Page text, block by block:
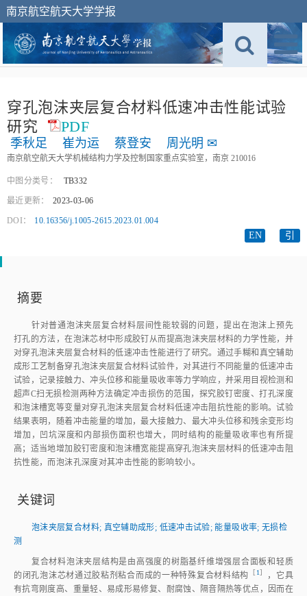
南京航空航天大学学报
穿孔泡沫夹层复合材料低速冲击性能试验
研究
PDF
季秋足 崔为运 蔡登安 周光明 ✉
南京航空航天大学机械结构力学及控制国家重点实验室，南京 210016
中图分类号： TB332
最近更新： 2023-03-06
DOI： 10.16356/j.1005-2615.2023.01.004
EN 引
摘要
针对普通泡沫夹层复合材料层间性能较弱的问题，提出在泡沫上预先
打孔的方法，在泡沫芯材中形成胶钉从而提高泡沫夹层材料的力学性能，并
对穿孔泡沫夹层复合材料的低速冲击性能进行了研究。通过手糊和真空辅助
成形工艺制备穿孔泡沫夹层复合材料试验件，对其进行不同能量的低速冲击
试验，记录接触力、冲头位移和能量吸收率等力学响应，并采用目视检测和
超声C扫无损检测两种方法确定冲击损伤的范围，探究胶钉密度、打孔深度
和泡沫槽宽等变量对穿孔泡沫夹层复合材料低速冲击阻抗性能的影响。试验
结果表明，随着冲击能量的增加，最大接触力、最大冲头位移和残余变形均
增加，凹坑深度和内部损伤面积也增大，同时结构的能量吸收率也有所提
高；适当地增加胶钉密度和泡沫槽宽能提高穿孔泡沫夹层材料的低速冲击阻
抗性能，而泡沫孔深度对其冲击性能的影响较小。
关键词
泡沫夹层复合材料; 真空辅助成形; 低速冲击试验;能量吸收率; 无损检
测
复合材料泡沫夹层结构是由高强度的树脂基纤维增强层合面板和轻质
的闭孔泡沫芯材通过胶粘剂粘合而成的一种特殊复合材料结构 ［ 1］
，它具
有抗弯刚度高、重量轻、易成形易修复、耐腐蚀、隔音隔热等优点，因而在